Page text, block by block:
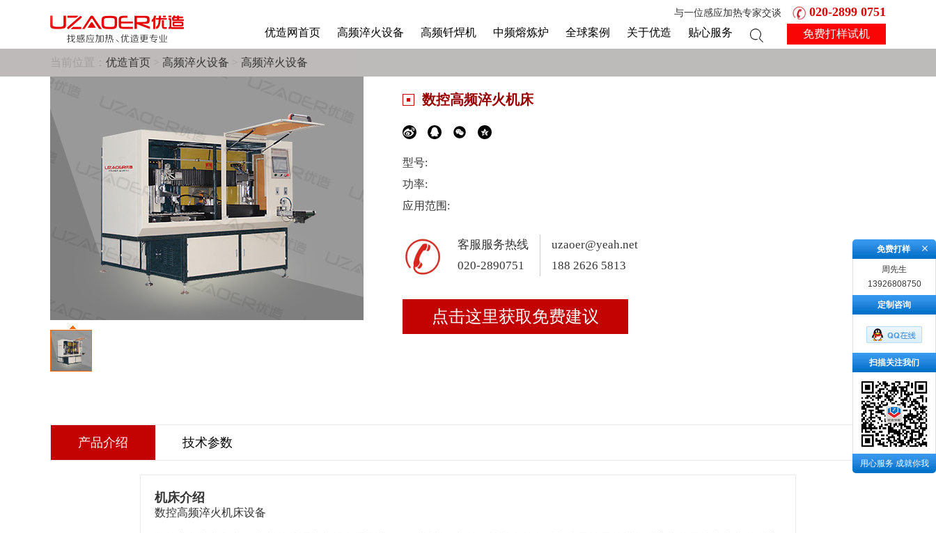
优造网首页 高频淬火设备 高频钎焊机 中频熔炼炉 全球案例 关于优造 贴心服务 免费打样试机
与一位感应加热专家交谈 020-2899 0751
当前位置： 优造首页 > 高频淬火设备 > 高频淬火设备
数控高频淬火机床
型号:
功率:
应用范围:
客服服务热线
020-2890751
uzaoer@yeah.net
188 2626 5813
点击这里获取免费建议
产品介绍 技术参数
机床介绍
数控高频淬火机床设备
免费打样
周先生
13926808750
定制咨询
扫描关注我们
用心服务 成就你我